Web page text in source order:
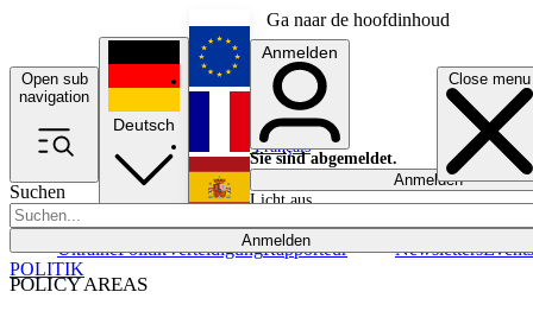
Ga naar de hoofdinhoud
Open sub
navigation
Close menu
Suchen
Anmelden
POLICY AREAS
UkrainePolitikVerteidigungRapporteur NewslettersEvents
Deutsch
English
Français
Anmelden
Sie sind abgemeldet.
Anmelden
Licht aus
POLITIK